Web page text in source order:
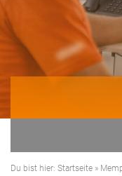
Du bist hier: Startseite »